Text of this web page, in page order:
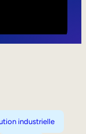
industrielle